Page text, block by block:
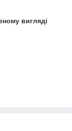
вигляді